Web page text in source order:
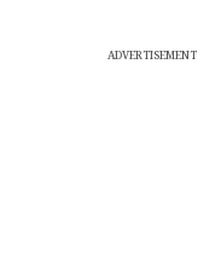
ADVERTISEMENT